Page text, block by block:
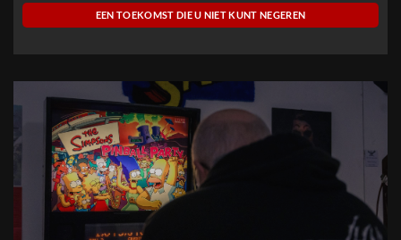
EEN TOEKOMST DIE U NIET KUNT NEGEREN